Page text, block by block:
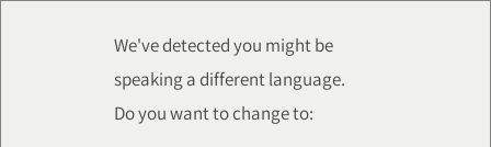
We've detected you might be
speaking a different language.
Do you want to change to: